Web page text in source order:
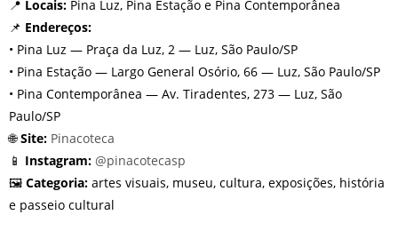
📍 Locais: Pina Luz, Pina Estação e Pina Contemporânea
📌 Endereços:
• Pina Luz — Praça da Luz, 2 — Luz, São Paulo/SP
• Pina Estação — Largo General Osório, 66 — Luz, São Paulo/SP
• Pina Contemporânea — Av. Tiradentes, 273 — Luz, São
Paulo/SP
🌐Site: Pinacoteca
📱 Instagram: @pinacotecasp
🖼️ Categoria: artes visuais, museu, cultura, exposições, história
e passeio cultural